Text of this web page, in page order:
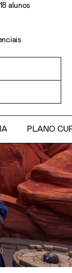
alunos
PLANO